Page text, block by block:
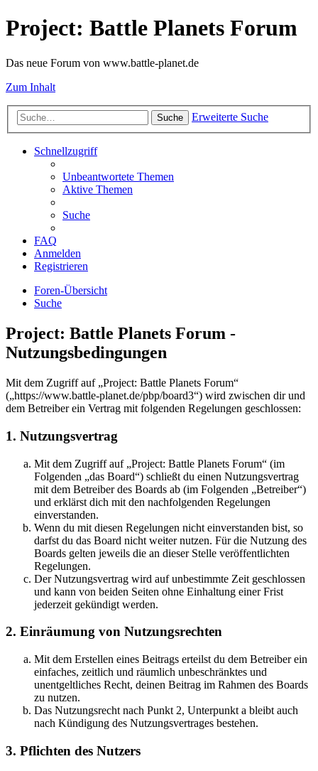
Project: Battle Planets Forum
Das neue Forum von www.battle-planet.de
Zum Inhalt
Suche Erweiterte Suche
Schnellzugriff
Unbeantwortete Themen
Aktive Themen
Suche
FAQ
Anmelden
Registrieren
Foren-Übersicht
Suche
Project: Battle Planets Forum -
Nutzungsbedingungen
Mit dem Zugriff auf „Project: Battle Planets Forum“
(„https://www.battle-planet.de/pbp/board3“) wird zwischen dir und
dem Betreiber ein Vertrag mit folgenden Regelungen geschlossen:
1. Nutzungsvertrag
Mit dem Zugriff auf „Project: Battle Planets Forum“ (im
Folgenden „das Board“) schließt du einen Nutzungsvertrag
mit dem Betreiber des Boards ab (im Folgenden „Betreiber“)
und erklärst dich mit den nachfolgenden Regelungen
einverstanden.
Wenn du mit diesen Regelungen nicht einverstanden bist, so
darfst du das Board nicht weiter nutzen. Für die Nutzung des
Boards gelten jeweils die an dieser Stelle veröffentlichten
Regelungen.
Der Nutzungsvertrag wird auf unbestimmte Zeit geschlossen
und kann von beiden Seiten ohne Einhaltung einer Frist
jederzeit gekündigt werden.
2. Einräumung von Nutzungsrechten
Mit dem Erstellen eines Beitrags erteilst du dem Betreiber ein
einfaches, zeitlich und räumlich unbeschränktes und
unentgeltliches Recht, deinen Beitrag im Rahmen des Boards
zu nutzen.
Das Nutzungsrecht nach Punkt 2, Unterpunkt a bleibt auch
nach Kündigung des Nutzungsvertrages bestehen.
3. Pflichten des Nutzers